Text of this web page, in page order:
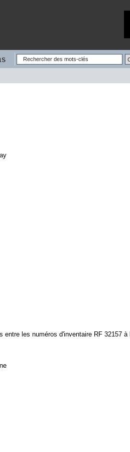
les numéros d'inventaire RF 32157